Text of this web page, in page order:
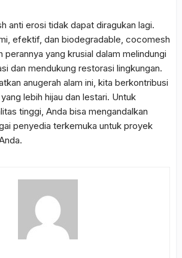
anti erosi tidak dapat diragukan lagi.
efektif, dan biodegradable, cocomesh
perannya yang krusial dalam melindungi
dan mendukung restorasi lingkungan.
anugerah alam ini, kita berkontribusi
lebih hijau dan lestari. Untuk
tinggi, Anda bisa mengandalkan
penyedia terkemuka untuk proyek